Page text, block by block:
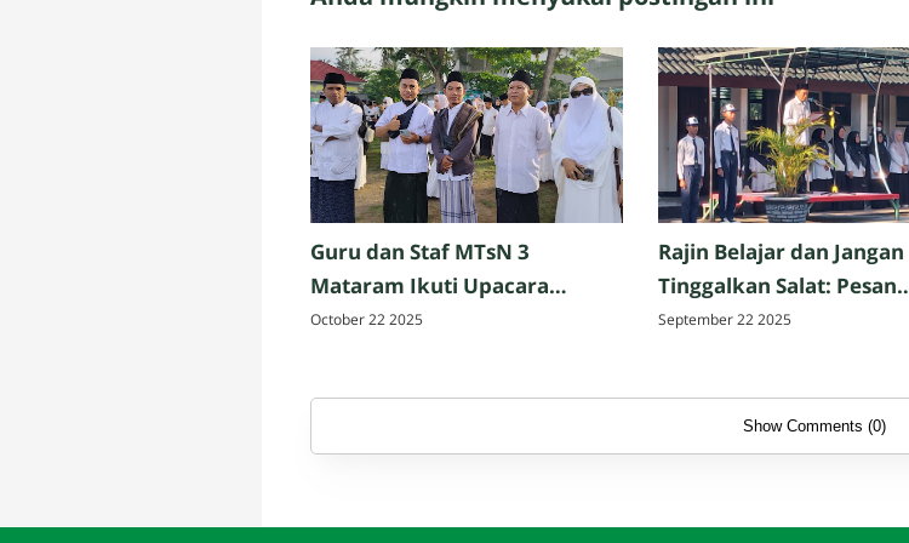
Guru dan Staf MTsN 3
Mataram Ikuti Upacara
Peringatan Hari Santri
October 22 2025
Rajin Belajar dan Jangan
Tinggalkan Salat: Pesan
Perpisahan Hazmi Hakim,
September 22 2025
Show Comments (0)